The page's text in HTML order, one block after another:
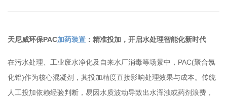
天尼威环保PAC加药装置 ：精准投加，开启水处理智能化新时代
在污水处理、工业废水净化及自来水厂消毒等场景中，PAC(聚合氯
化铝)作为核心混凝剂，其投加精度直接影响处理效果与成本。传统
人工投加依赖经验判断，易因水质波动导致出水浑浊或药剂浪费，